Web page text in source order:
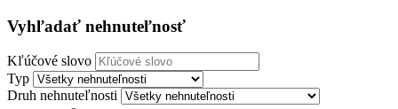
Vyhľadať nehnuteľnosť
Kľúčové slovo
Typ
Druh nehnuteľnosti